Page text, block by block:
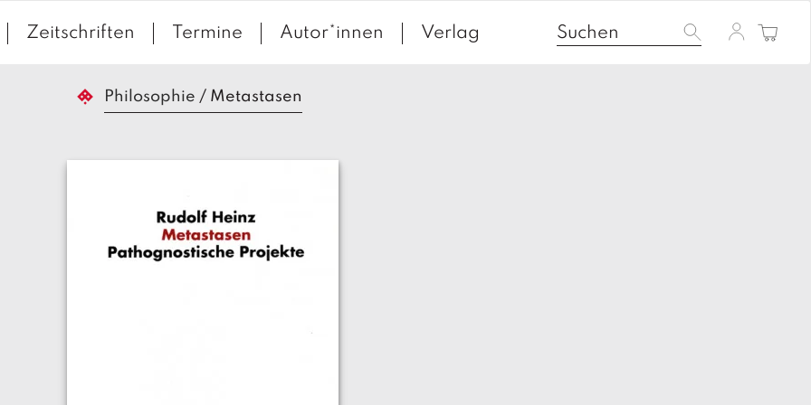
Zeitschriften Termine Autor*innen Verlag
Philosophie / Metastasen